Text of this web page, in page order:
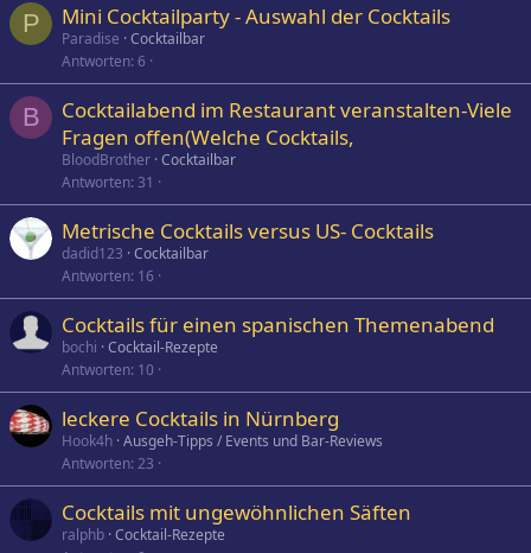
P Mini Cocktailparty - Auswahl der Cocktails
Paradise Cocktailbar
Antworten 6
B
Cocktailabend im Restaurant veranstalten-Viele
Fragen offen(Welche Cocktails,
BloodBrother Cocktailbar
Antworten 31
Metrische Cocktails versus US- Cocktails
dadid123 Cocktailbar
Antworten 16
Cocktails für einen spanischen Themenabend
bochi Cocktail-Rezepte
Antworten 10
leckere Cocktails in Nürnberg
Hook4h Ausgeh-Tipps / Events und Bar-Reviews
Antworten 23
Cocktails mit ungewöhnlichen Säften
ralphb Cocktail-Rezepte